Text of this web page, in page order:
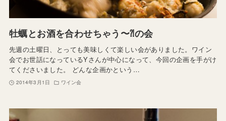
牡蠣とお酒を合わせちゃう〜⁈の会
先週の土曜日、とっても美味しくて楽しい会がありました。ワイン
会でお世話になっているYさんが中心になって、今回の企画を手がけ
てくださいました。 どんな企画かという…
2014年3月1日 ワイン会